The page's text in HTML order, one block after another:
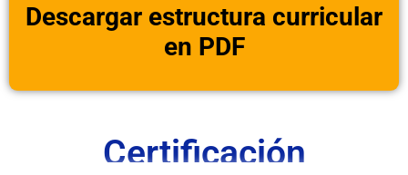
Descargar estructura curricular
en PDF
Certificación